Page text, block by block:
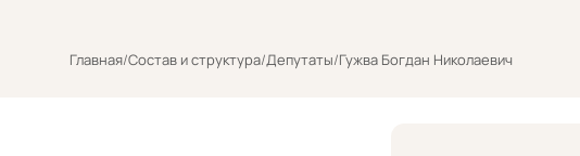
Главная/Состав и структура/Депутаты/Гужва Богдан Николаевич